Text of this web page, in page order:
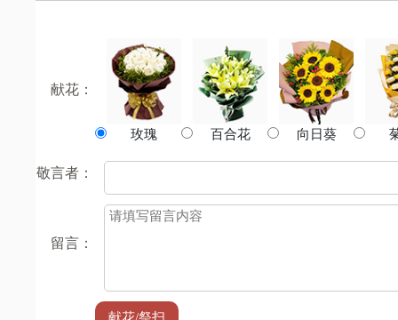
织：“大概我
场，年仅17
民而死，死